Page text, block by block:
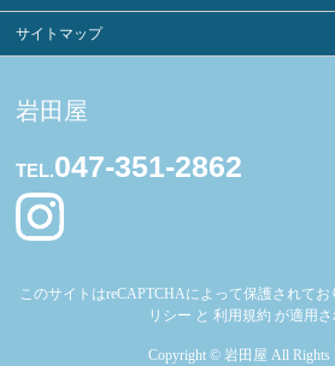
サイトマップ
岩田屋
TEL.047-351-2862
このサイトはreCAPTCHAによって保護されてお
リシー と利用規約 が適用さ
Copyright ©岩田屋 All Rights